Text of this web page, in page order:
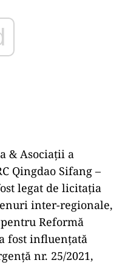
& Asociații a
Qingdao Sifang –
legat de licitația
inter-regionale,
Reformă
fost influențată
nr. 25/2021,